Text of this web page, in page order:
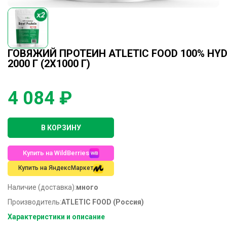
ГОВЯЖИЙ ПРОТЕИН ATLETIC FOOD 100%
2000 Г (2Х1000 Г)
4 084 ₽
В КОРЗИНУ
Купить на WildBerries
Купить на ЯндексМаркет
Наличие (доставка):много
Производитель:ATLETIC FOOD (Россия)
Характеристики и описание